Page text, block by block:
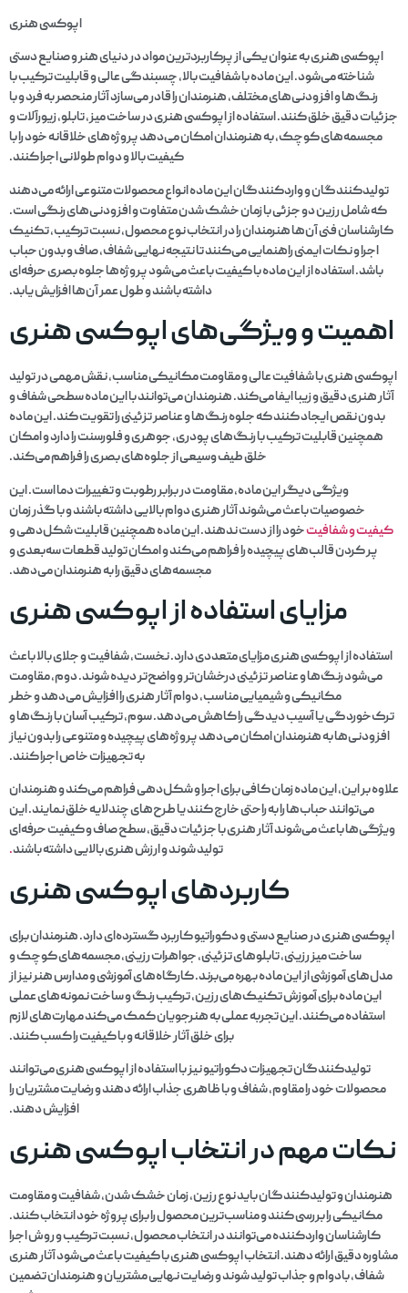
اپوکسی هنری
اپوکسی هنری به عنوان یکی از پرکاربردترین مواد در دنیای هنر و صنایع دستی
شناخته می‌شود. این ماده با شفافیت بالا، چسبندگی عالی و قابلیت ترکیب با
رنگ‌ها و افزودنی‌های مختلف، هنرمندان را قادر می‌سازد آثار منحصر به فرد و با
جزئیات دقیق خلق کنند. استفاده از اپوکسی هنری در ساخت میز، تابلو، زیورآلات و
مجسمه‌های کوچک، به هنرمندان امکان می‌دهد پروژه‌های خلاقانه خود را با
کیفیت بالا و دوام طولانی اجرا کنند.
تولیدکنندگان و واردکنندگان این ماده انواع محصولات متنوعی ارائه می‌دهند
که شامل رزین دو جزئی با زمان خشک شدن متفاوت و افزودنی‌های رنگی است.
کارشناسان فنی آن‌ها هنرمندان را در انتخاب نوع محصول، نسبت ترکیب، تکنیک
اجرا و نکات ایمنی راهنمایی می‌کنند تا نتیجه نهایی شفاف، صاف و بدون حباب
باشد. استفاده از این ماده با کیفیت باعث می‌شود پروژه‌ها جلوه بصری حرفه‌ای
داشته باشند و طول عمر آن‌ها افزایش یابد.
اهمیت و ویژگی‌های اپوکسی هنری
اپوکسی هنری با شفافیت عالی و مقاومت مکانیکی مناسب، نقش مهمی در تولید
آثار هنری دقیق و زیبا ایفا می‌کند. هنرمندان می‌توانند با این ماده سطحی شفاف و
بدون نقص ایجاد کنند که جلوه رنگ‌ها و عناصر تزئینی را تقویت کند. این ماده
همچنین قابلیت ترکیب با رنگ‌های پودری، جوهری و فلورسنت را دارد و امکان
خلق طیف وسیعی از جلوه‌های بصری را فراهم می‌کند.
ویژگی دیگر این ماده، مقاومت در برابر رطوبت و تغییرات دما است. این
خصوصیات باعث می‌شوند آثار هنری دوام بالایی داشته باشند و با گذر زمان
کیفیت و شفافیتخود را از دست ندهند. این ماده همچنین قابلیت شکل‌دهی و
پر کردن قالب‌های پیچیده را فراهم می‌کند و امکان تولید قطعات سه‌بعدی و
مجسمه‌های دقیق را به هنرمندان می‌دهد.
مزایای استفاده از اپوکسی هنری
استفاده از اپوکسی هنری مزایای متعددی دارد. نخست، شفافیت و جلای بالا باعث
می‌شود رنگ‌ها و عناصر تزئینی درخشان‌تر و واضح‌تر دیده شوند. دوم، مقاومت
مکانیکی و شیمیایی مناسب، دوام آثار هنری را افزایش می‌دهد و خطر
ترک‌خوردگی یا آسیب دیدگی را کاهش می‌دهد. سوم، ترکیب آسان با رنگ‌ها و
افزودنی‌ها به هنرمندان امکان می‌دهد پروژه‌های پیچیده و متنوعی را بدون نیاز
به تجهیزات خاص اجرا کنند.
علاوه بر این، این ماده زمان کافی برای اجرا و شکل‌دهی فراهم می‌کند و هنرمندان
می‌توانند حباب‌ها را به راحتی خارج کنند یا طرح‌های چندلایه خلق نمایند. این
ویژگی‌ها باعث می‌شوند آثار هنری با جزئیات دقیق، سطح صاف و کیفیت حرفه‌ای
تولید شوند و ارزش هنری بالایی داشته باشند.
کاربردهای اپوکسی هنری
اپوکسی هنری در صنایع دستی و دکوراتیو کاربرد گسترده‌ای دارد. هنرمندان برای
ساخت میز رزینی، تابلوهای تزئینی، جواهرات رزینی، مجسمه‌های کوچک و
مدل‌های آموزشی از این ماده بهره می‌برند. کارگاه‌های آموزشی و مدارس هنر نیز از
این ماده برای آموزش تکنیک‌های رزین، ترکیب رنگ و ساخت نمونه‌های عملی
استفاده می‌کنند. این تجربه عملی به هنرجویان کمک می‌کند مهارت‌های لازم
برای خلق آثار خلاقانه و با کیفیت را کسب کنند.
تولیدکنندگان تجهیزات دکوراتیو نیز با استفاده از اپوکسی هنری می‌توانند
محصولات خود را مقاوم، شفاف و با ظاهری جذاب ارائه دهند و رضایت مشتریان را
افزایش دهند.
نکات مهم در انتخاب اپوکسی هنری
هنرمندان و تولیدکنندگان باید نوع رزین، زمان خشک شدن، شفافیت و مقاومت
مکانیکی را بررسی کنند و مناسب‌ترین محصول را برای پروژه خود انتخاب کنند.
کارشناسان واردکننده می‌توانند در انتخاب محصول، نسبت ترکیب و روش اجرا
مشاوره دقیق ارائه دهند. انتخاب اپوکسی هنری با کیفیت باعث می‌شود آثار هنری
شفاف، بادوام و جذاب تولید شوند و رضایت نهایی مشتریان و هنرمندان تضمین